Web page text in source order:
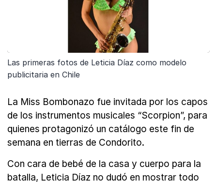
Las primeras fotos de Leticia Díaz como modelo
publicitaria en Chile
La Miss Bombonazo fue invitada por los capos
de los instrumentos musicales “Scorpion”, para
quienes protagonizó un catálogo este fin de
semana en tierras de Condorito.
Con cara de bebé de la casa y cuerpo para la
batalla, Leticia Díaz no dudó en mostrar todo